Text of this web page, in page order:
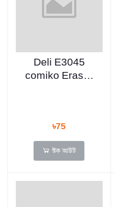
Deli E3045
comiko Eraser
৳75
স্টক আউট